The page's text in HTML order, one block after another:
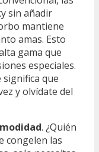
sin añadir
mantiene
amas. Esto
gama que
especiales.
que
y olvídate del
. ¿Quién
congelen las